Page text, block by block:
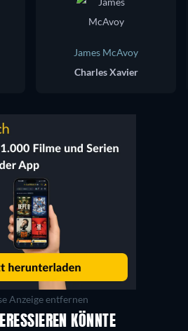
James McAvoy
Charles Xavier
Anzeige entfernen
KÖNNTE